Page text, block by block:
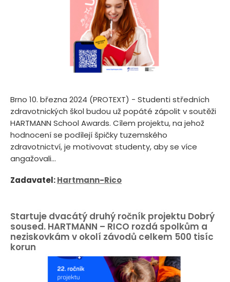
Brno 10. března 2024 (PROTEXT) - Studenti středních
zdravotnických škol budou už popáté zápolit v soutěži
HARTMANN School Awards. Cílem projektu, na jehož
hodnocení se podílejí špičky tuzemského
zdravotnictví, je motivovat studenty, aby se více
angažovali...
Zadavatel:Hartmann-Rico
Startuje dvacátý druhý ročník projektu Dobrý
soused. HARTMANN – RICO rozdá spolkům a
neziskovkám v okolí závodů celkem 500 tisíc
korun